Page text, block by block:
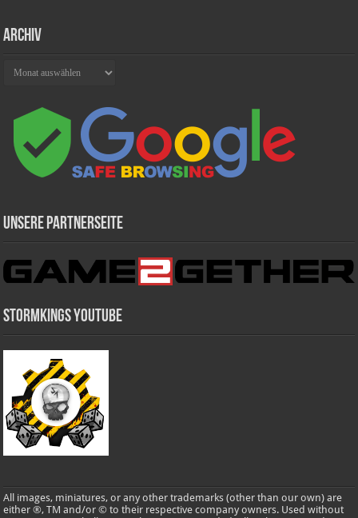
Archiv
Unsere Partnerseite
Stormkings Youtube
All images, miniatures, or any other trademarks (other than our own) are
either ®, TM and/or © to their respective company owners. Used without